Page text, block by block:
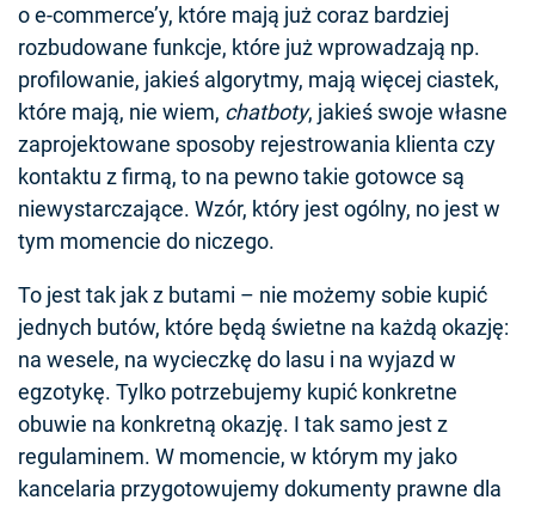
o e-commerce’y, które mają już coraz bardziej
rozbudowane funkcje, które już wprowadzają np.
profilowanie, jakieś algorytmy, mają więcej ciastek,
które mają, nie wiem, chatboty, jakieś swoje własne
zaprojektowane sposoby rejestrowania klienta czy
kontaktu z firmą, to na pewno takie gotowce są
niewystarczające. Wzór, który jest ogólny, no jest w
tym momencie do niczego.
To jest tak jak z butami – nie możemy sobie kupić
jednych butów, które będą świetne na każdą okazję:
na wesele, na wycieczkę do lasu i na wyjazd w
egzotykę. Tylko potrzebujemy kupić konkretne
obuwie na konkretną okazję. I tak samo jest z
regulaminem. W momencie, w którym my jako
kancelaria przygotowujemy dokumenty prawne dla